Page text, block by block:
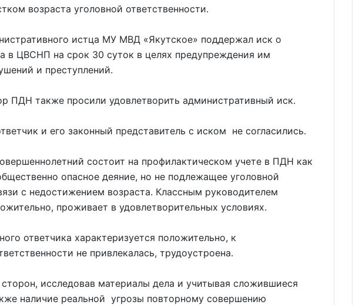
возраста уголовной ответственности.
истца МУ МВД «Якутское» поддержал иск о
в ЦВСНП на срок 30 суток в целях предупреждения им
и преступлений.
ПДН также просили удовлетворить административный иск.
и его законный представитель с иском не согласились.
состоит на профилактическом учете в ПДН как
опасное деяние, но не подлежащее уголовной
с недостижением возраста. Классным руководителем
проживает в удовлетворительных условиях.
ответчика характеризуется положительно, к
не привлекалась, трудоустроена.
исследовав материалы дела и учитывая сложившиеся
наличие реальной угрозы повторному совершению